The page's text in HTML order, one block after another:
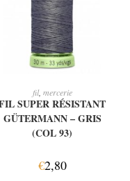
fil, mercerie
SUPER RÉSISTANT
GÜTERMANN – GRIS
(COL 93)
€2,80